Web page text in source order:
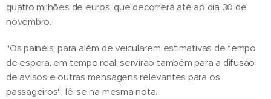
quatro milhões de euros, que decorrerá até ao dia 30 de
novembro.
"Os painéis, para além de veicularem estimativas de tempo
de espera, em tempo real, servirão também para a difusão
de avisos e outras mensagens relevantes para os
passageiros", lê-se na mesma nota.